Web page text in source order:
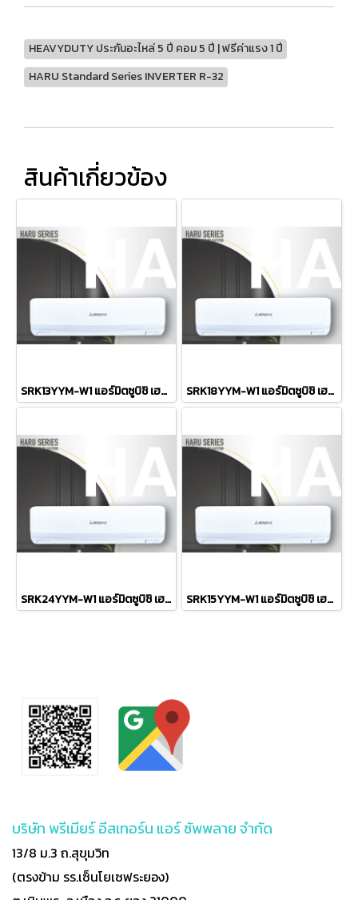
HEAVYDUTY ประกันอะไหล่ 5 ปี คอม 5 ปี | ฟรีค่าแรง 1 ปี
HARU Standard Series INVERTER R-32
สินค้าเกี่ยวข้อง
SRK13YYM-W1 แอร์มิตซูบิชิ เฮพวี่ดิวตี้ HEAVYDUTY แบบติดผนัง รุ่น HARU Standard Series INVERTER R-32 ขนาด 12,171BTU(2730-12624) #5⭐ รีโมทไร้สาย พร้อมติดตั้ง SRK18YYM-W1 แอร์มิตซูบิชิ เฮพวี่ดิวตี้ HEAVYDUTY แบบติดผนัง รุ่น HARU Standard Series INVERTER R-32 ขนาด 18,086BTU(4436-20131) #5⭐⭐ รีโมทไร้สาย พร้อมติดตั้ง
SRK24YYM-W1 แอร์มิตซูบิชิ เฮพวี่ดิวตี้ HEAVYDUTY แบบติดผนัง รุ่น HARU Standard Series INVERTER R-32 ขนาด 24,225BTU(3753-25931) #5⭐ รีโมทไร้สาย พร้อมติดตั้ง SRK15YYM-W1 แอร์มิตซูบิชิ เฮพวี่ดิวตี้ HEAVYDUTY แบบติดผนัง รุ่น HARU Standard Series INVERTER R-32 ขนาด 15,385BTU(4436-18425) #5⭐⭐ รีโมทไร้สาย พร้อมติดตั้ง
บริษัท พรีเมียร์ อีสเทอร์น แอร์ ซัพพลาย จำกัด
13/8 ม.3 ถ.สุขุมวิท
(ตรงข้าม รร.เซ็นโยเซฟระยอง)